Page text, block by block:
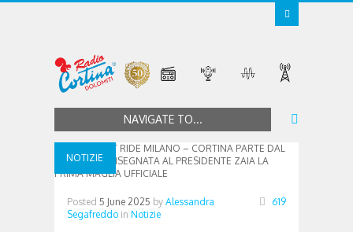
NAVIGATE TO...
NOTIZIE
Posted 5 June 2025 by Alessandra
Segafreddo in Notizie
619